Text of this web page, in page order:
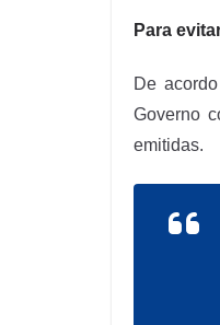
Para
De
Governo
emitidas.